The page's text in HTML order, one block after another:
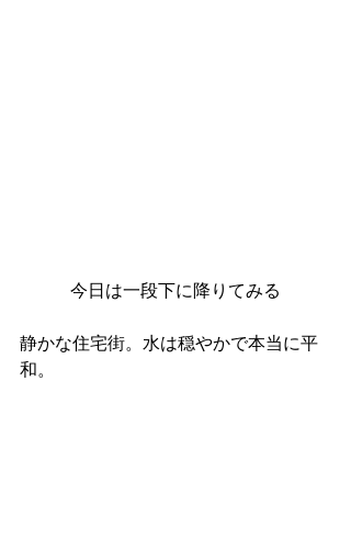
今日は一段下に降りてみる
静かな住宅街。水は穏やかで本当に平
和。